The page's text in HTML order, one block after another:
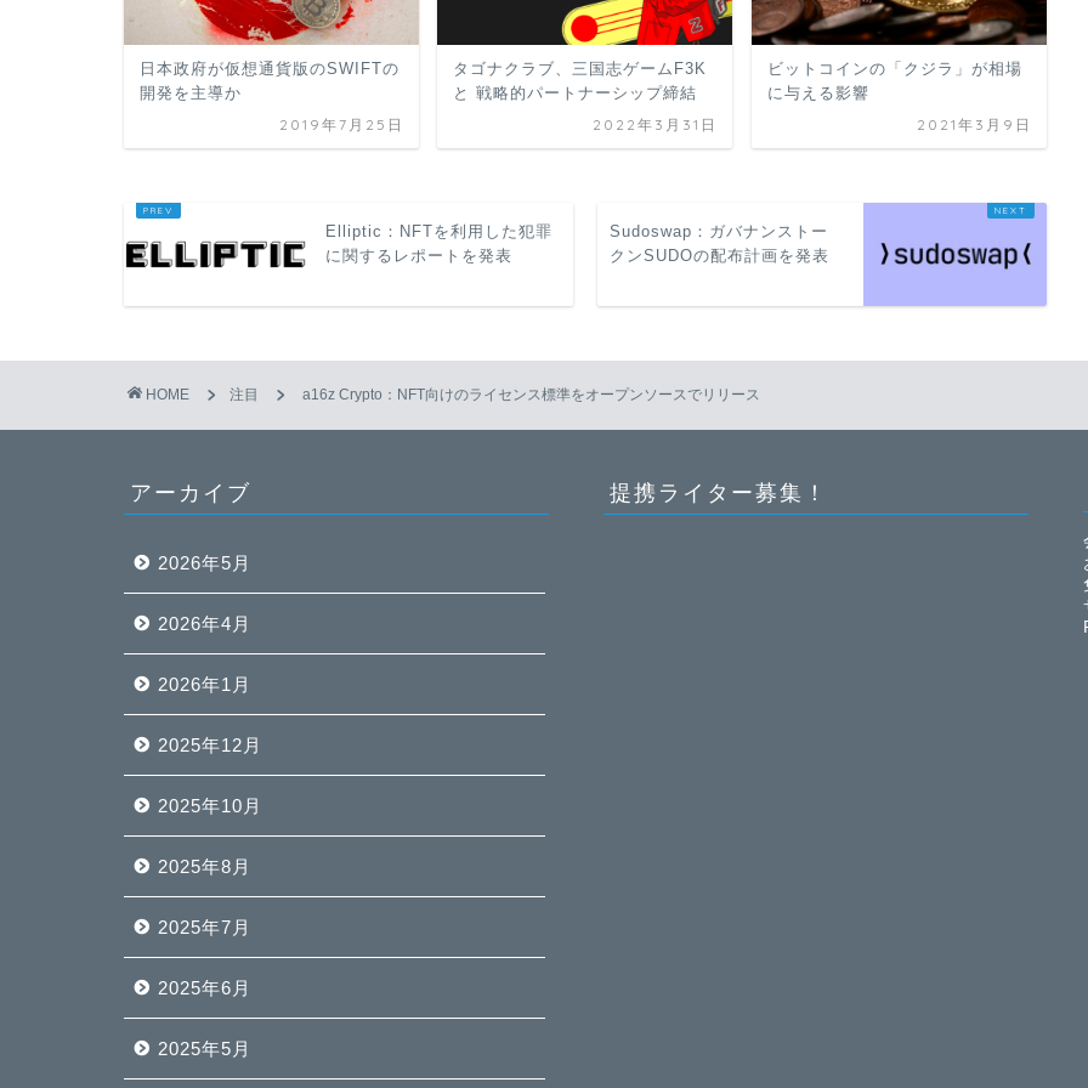
日本政府が仮想通貨版のSWIFTの
開発を主導か
2019年7月25日
タゴナクラブ、三国志ゲームF3K
と 戦略的パートナーシップ締結
2022年3月31日
ビットコインの「クジラ」が相場
に与える影響
2021年3月9日
Elliptic：NFTを利用した犯罪
に関するレポートを発表
Sudoswap：ガバナンストー
クンSUDOの配布計画を発表
HOME 注目 a16z Crypto：NFT向けのライセンス標準をオープンソースでリリース
アーカイブ
2026年5月
2026年4月
2026年1月
2025年12月
2025年10月
2025年8月
2025年7月
2025年6月
2025年5月
提携ライター募集！